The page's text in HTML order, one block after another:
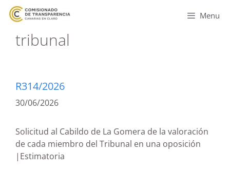
Menu
tribunal
R314/2026
30/06/2026
Solicitud al Cabildo de La Gomera de la valoración
de cada miembro del Tribunal en una oposición
|Estimatoria